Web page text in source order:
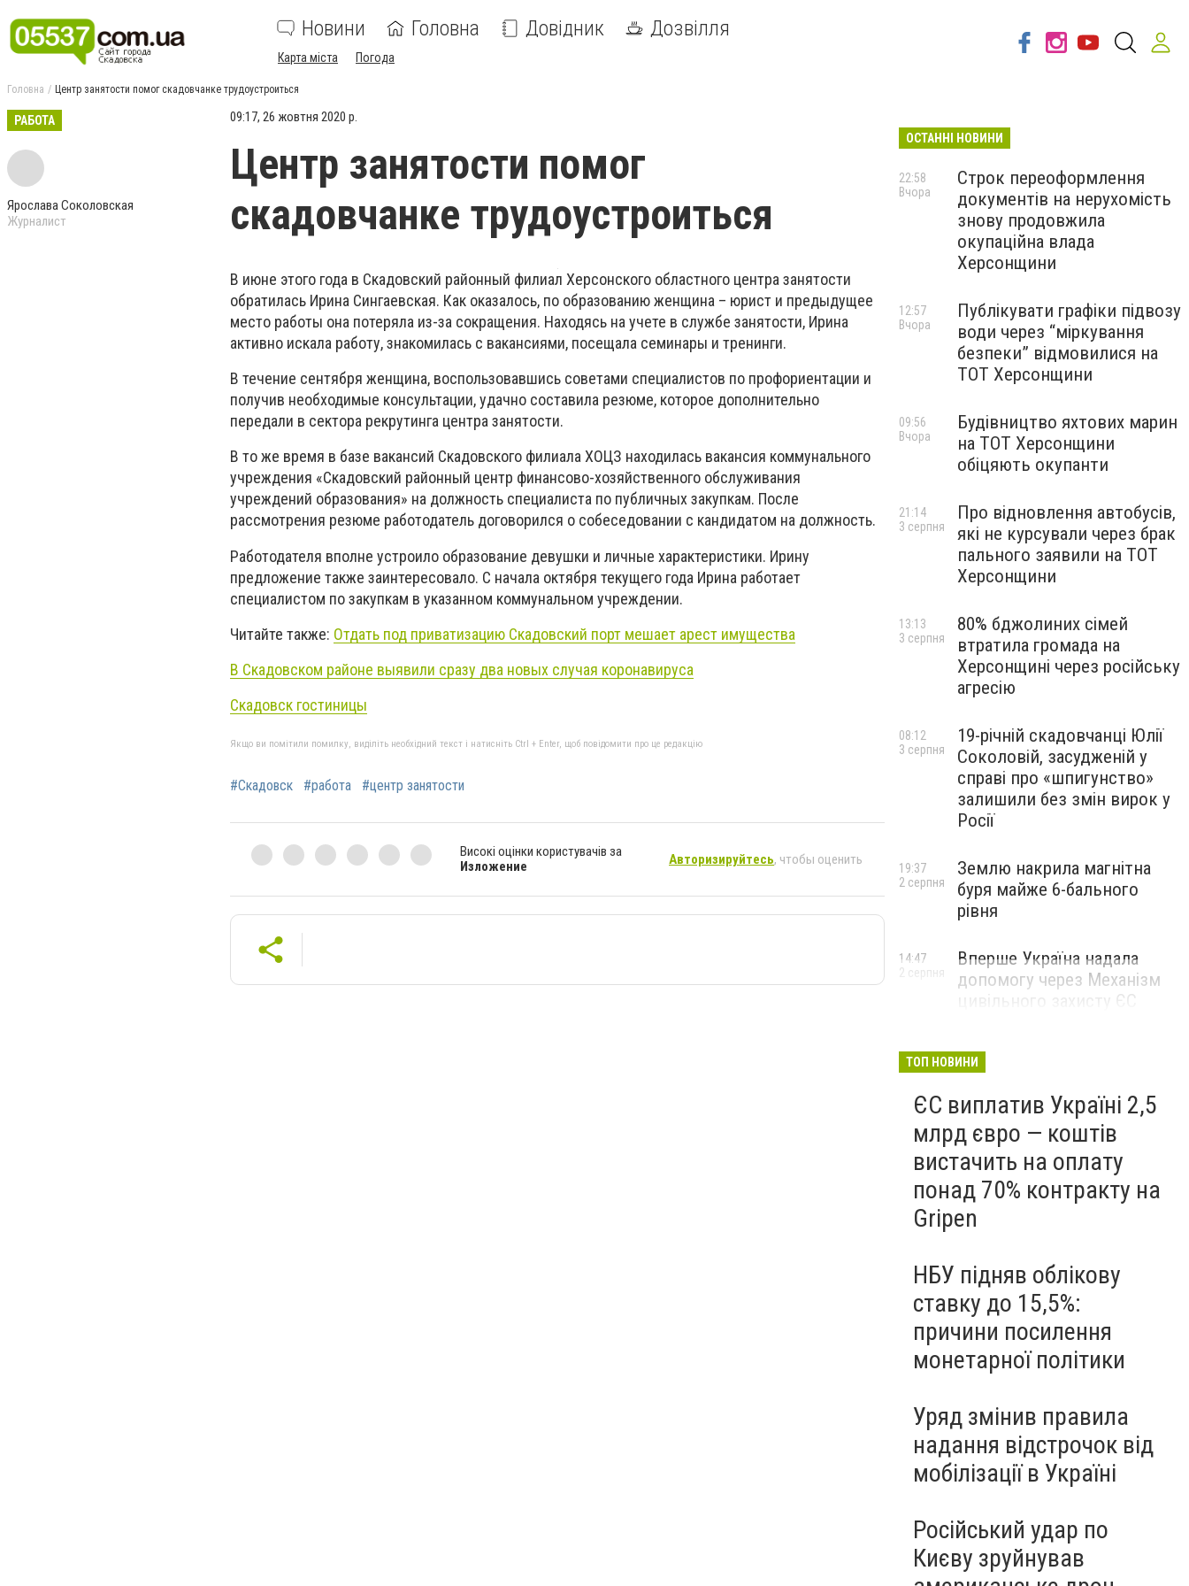
Новини Головна Довідник Дозвілля
Карта міста Погода
Головна Центр занятости помог скадовчанке трудоустроиться
РАБОТА
Ярослава Соколовская
Журналист
09:17, 26 жовтня 2020 р.
Центр занятости помог
скадовчанке трудоустроиться
В июне этого года в Скадовский районный филиал Херсонского областного центра занятости
обратилась Ирина Сингаевская. Как оказалось, по образованию женщина – юрист и предыдущее
место работы она потеряла из-за сокращения. Находясь на учете в службе занятости, Ирина
активно искала работу, знакомилась с вакансиями, посещала семинары и тренинги.
В течение сентября женщина, воспользовавшись советами специалистов по профориентации и
получив необходимые консультации, удачно составила резюме, которое дополнительно
передали в сектора рекрутинга центра занятости.
В то же время в базе вакансий Скадовского филиала ХОЦЗ находилась вакансия коммунального
учреждения «Скадовский районный центр финансово-хозяйственного обслуживания
учреждений образования» на должность специалиста по публичных закупкам. После
рассмотрения резюме работодатель договорился о собеседовании с кандидатом на должность.
Работодателя вполне устроило образование девушки и личные характеристики. Ирину
предложение также заинтересовало. С начала октября текущего года Ирина работает
специалистом по закупкам в указанном коммунальном учреждении.
Читайте также: Отдать под приватизацию Скадовский порт мешает арест имущества
В Скадовском районе выявили сразу два новых случая коронавируса
Скадовск гостиницы
Якщо ви помітили помилку, виділіть необхідний текст і натисніть Ctrl + Enter, щоб повідомити про це редакцію
#Скадовск #работа #центр занятости
Високі оцінки користувачів за
Изложение
Авторизируйтесь, чтобы оценить
ОСТАННІ НОВИНИ
Строк переоформлення
документів на нерухомість
знову продовжила
окупаційна влада
Херсонщини
22:58
Вчора
Публікувати графіки підвозу
води через “міркування
безпеки” відмовилися на
ТОТ Херсонщини
12:57
Вчора
Будівництво яхтових марин
на ТОТ Херсонщини
обіцяють окупанти
09:56
Вчора
Про відновлення автобусів,
які не курсували через брак
пального заявили на ТОТ
Херсонщини
21:14
3 серпня
80% бджолиних сімей
втратила громада на
Херсонщині через російську
агресію
13:13
3 серпня
19-річній скадовчанці Юлії
Соколовій, засудженій у
справі про «шпигунство»
залишили без змін вирок у
Росії
08:12
3 серпня
Землю накрила магнітна
буря майже 6-бального
рівня
19:37
2 серпня
Вперше Україна надала
допомогу через Механізм
цивільного захисту ЄС
14:47
2 серпня
ТОП НОВИНИ
ЄС виплатив Україні 2,5
млрд євро — коштів
вистачить на оплату
понад 70% контракту на
Gripen
НБУ підняв облікову
ставку до 15,5%:
причини посилення
монетарної політики
Уряд змінив правила
надання відстрочок від
мобілізації в Україні
Російський удар по
Києву зруйнував